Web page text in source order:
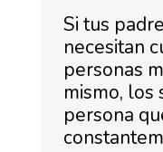
Si tus
necesitan
personas
mismo, los
persona